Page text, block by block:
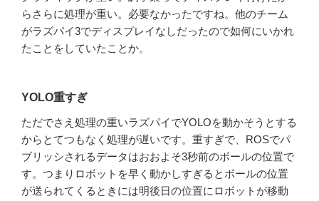
らさらに処理が重い。必要なかったですね。他のチーム
がラズパイ3でディスプレイなしだったので如何にいかれ
たことをしていたことか。
YOLO重すぎ
ただでさえ処理の重いラズパイでYOLOを動かそうとする
からとてつもなく処理が遅いです。重すぎで、ROSでパ
ブリッシされるデータはおおよそ3秒前のボールの位置で
す。つまりロボットを早く動かしすぎるとボールの位置
が送られてくるときには明後日の位置にロボットが移動